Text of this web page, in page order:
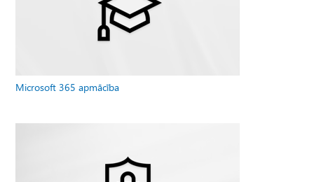
Microsoft 365 apmācība